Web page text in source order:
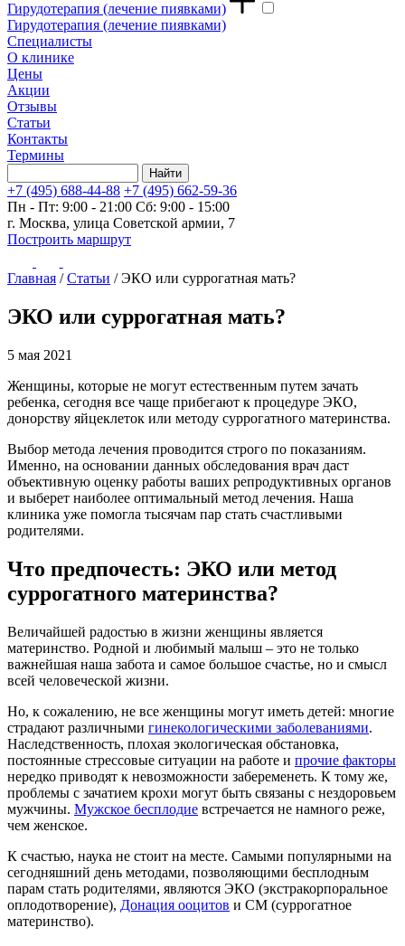
Гирудотерапия (лечение пиявками)
Гирудотерапия (лечение пиявками)
Специалисты
О клинике
Цены
Акции
Отзывы
Статьи
Контакты
Термины
+7 (495) 688-44-88 +7 (495) 662-59-36
Пн - Пт: 9:00 - 21:00 Сб: 9:00 - 15:00
г. Москва, улица Советской армии, 7
Построить маршрут
Главная /Статьи /ЭКО или суррогатная мать?
ЭКО или суррогатная мать?
5 мая 2021
Женщины, которые не могут естественным путем зачать
ребенка, сегодня все чаще прибегают к процедуре ЭКО,
донорству яйцеклеток или методу суррогатного материнства.
Выбор метода лечения проводится строго по показаниям.
Именно, на основании данных обследования врач даст
объективную оценку работы ваших репродуктивных органов
и выберет наиболее оптимальный метод лечения. Наша
клиника уже помогла тысячам пар стать счастливыми
родителями.
Что предпочесть: ЭКО или метод
суррогатного материнства?
Величайшей радостью в жизни женщины является
материнство. Родной и любимый малыш – это не только
важнейшая наша забота и самое большое счастье, но и смысл
всей человеческой жизни.
Но, к сожалению, не все женщины могут иметь детей: многие
страдают различными гинекологическими заболеваниями.
Наследственность, плохая экологическая обстановка,
постоянные стрессовые ситуации на работе и прочие факторы
нередко приводят к невозможности забеременеть. К тому же,
проблемы с зачатием крохи могут быть связаны с нездоровьем
мужчины. Мужское бесплодие встречается не намного реже,
чем женское.
К счастью, наука не стоит на месте. Самыми популярными на
сегодняшний день методами, позволяющими бесплодным
парам стать родителями, являются ЭКО (экстракорпоральное
оплодотворение), Донация ооцитов и СМ (суррогатное
материнство).